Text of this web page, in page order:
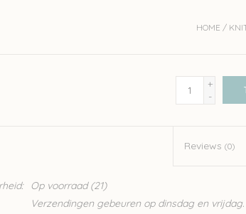
HOME /
+
-
Reviews(0)
Op voorraad(21)
Verzendingen gebeuren op dinsdag en